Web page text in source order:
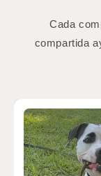
Cada
compartida